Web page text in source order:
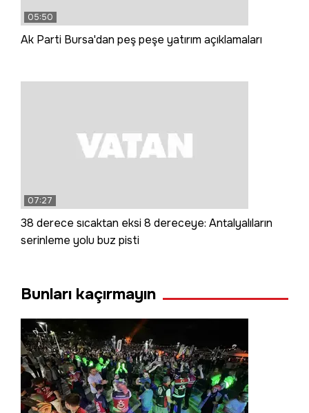
05:50
Ak Parti Bursa'dan peş peşe yatırım açıklamaları
07:27
38 derece sıcaktan eksi 8 dereceye: Antalyalıların
serinleme yolu buz pisti
Bunları kaçırmayın